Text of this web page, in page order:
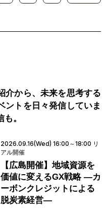
介から、未来を思考する
ントを日々発信していま
。
2026.09.16(Wed) 16:00～18:00 リ
アル開催
【広島開催】地域資源を
価値に変えるGX戦略 ―カ
ーボンクレジットによる
脱炭素経営―